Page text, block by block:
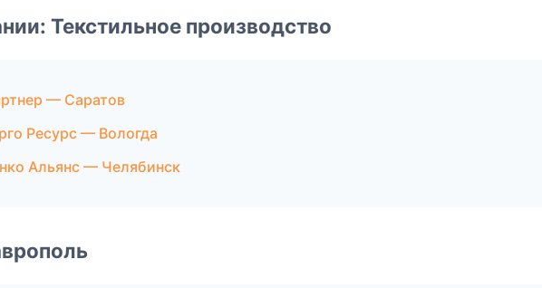
Текстильное производство
— Саратов
Ресурс — Вологда
Альянс — Челябинск